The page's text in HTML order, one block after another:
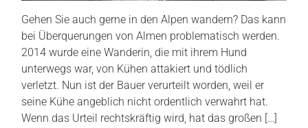
Gehen Sie auch gerne in den Alpen wandern? Das kann
bei Überquerungen von Almen problematisch werden.
2014 wurde eine Wanderin, die mit ihrem Hund
unterwegs war, von Kühen attakiert und tödlich
verletzt. Nun ist der Bauer verurteilt worden, weil er
seine Kühe angeblich nicht ordentlich verwahrt hat.
Wenn das Urteil rechtskräftig wird, hat das großen […]